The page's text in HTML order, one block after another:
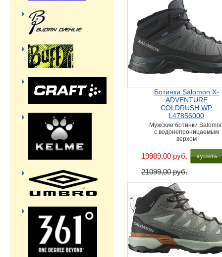
Ботинки Salomon X-
ADVENTURE
COLDRUSH WP
L47856000
Мужские ботинки
с водонепроницаемым
верхом
19989,00 руб.
21099,00 руб.
купить